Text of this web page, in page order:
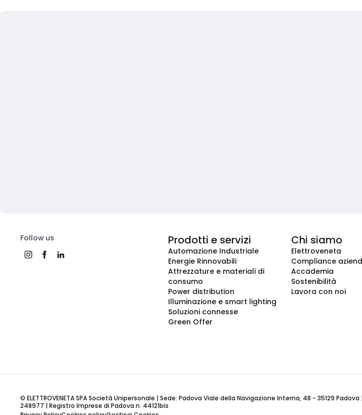
Follow us Prodotti e servizi
Automazione Industriale
Energie Rinnovabili
Attrezzature e materiali di
consumo
Power distribution
Illuminazione e smart lighting
Soluzioni connesse
Green Offer
Chi siamo
Elettroveneta
Compliance
Accademia
Sostenibilità
Lavora con noi
© ELETTROVENETA SPA Società Unipersonale | Sede: Padova Viale della Navigazione Interna, 48 - 35129
248977 | Registro Imprese di Padova n. 44121bis